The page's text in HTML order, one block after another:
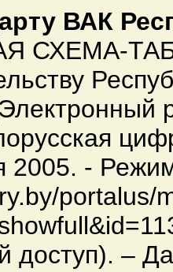
ВАК
СХЕМА-
2005. -
portalus/
доступ). –